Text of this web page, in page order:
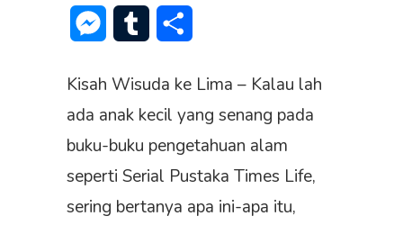
Messenger
Tumblr
Kisah Wisuda ke Lima – Kalau lah
ada anak kecil yang senang pada
buku-buku pengetahuan alam
seperti Serial Pustaka Times Life,
sering bertanya apa ini-apa itu,